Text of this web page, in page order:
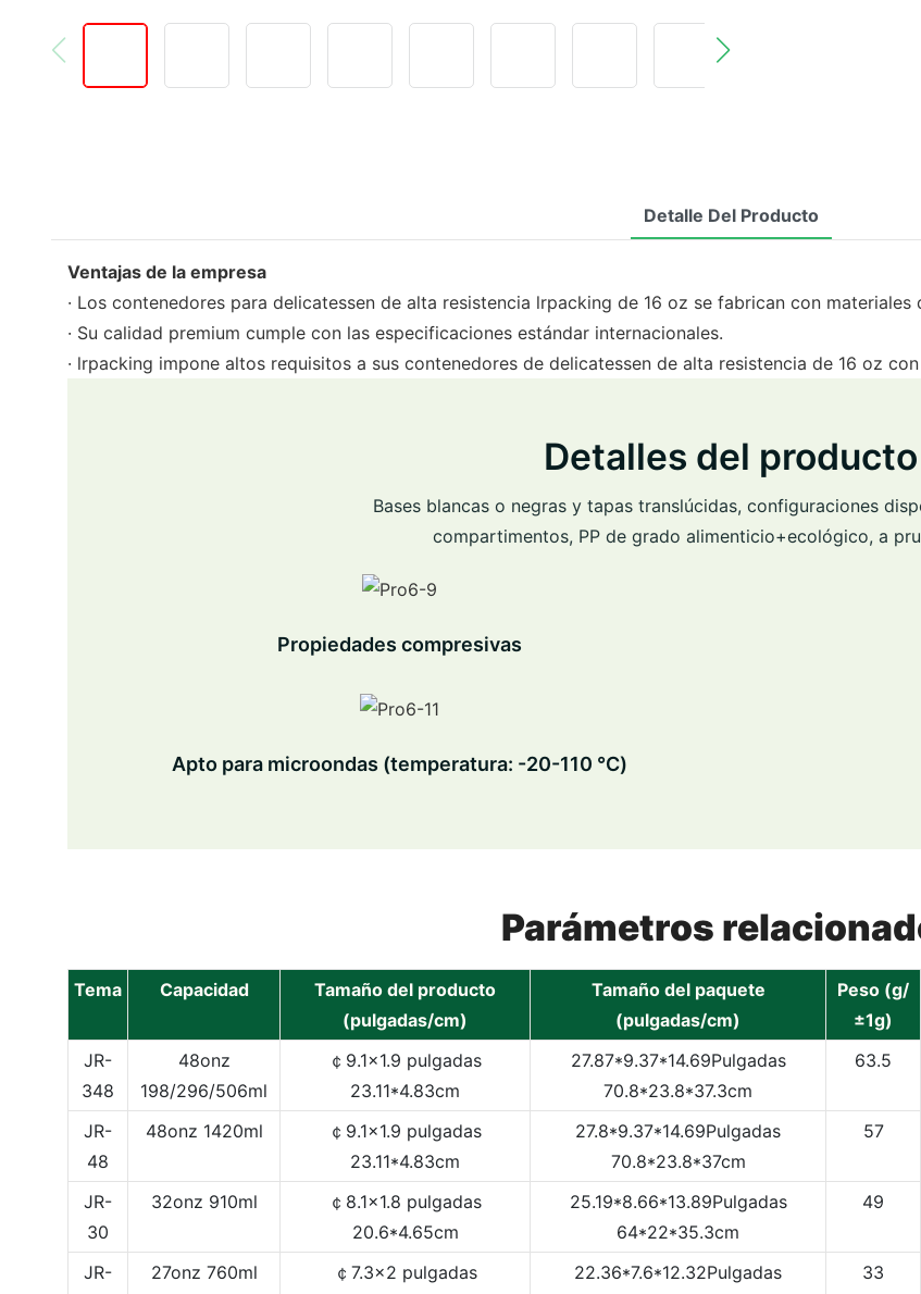
Detalle Del Producto
Ventajas de la empresa
· Los contenedores para delicatessen de alta resistencia lrpacking de 16 oz se fabrican con
· Su calidad premium cumple con las especificaciones estándar internacionales.
· lrpacking impone altos requisitos a sus contenedores de delicatessen de alta resistencia de 16 oz
Detalles del producto
Bases blancas o negras y tapas translúcidas, configuraciones
compartimentos, PP de grado alimenticio+ecológico, a
Propiedades compresivas
Apto para microondas (temperatura: -20-110 ℃)
Parámetros
Tema Capacidad
Tamaño del producto
(pulgadas/cm)
Tamaño del paquete
(pulgadas/cm)
Peso (g/
±1g)
JR-
348
48onz
198/296/506ml
￠9.1x1.9 pulgadas
23.11*4.83cm
27.87*9.37*14.69Pulgadas
70.8*23.8*37.3cm
63.5
JR-
48
48onz 1420ml
￠9.1x1.9 pulgadas
23.11*4.83cm
27.8*9.37*14.69Pulgadas
70.8*23.8*37cm
57
JR-
30
32onz 910ml
￠8.1x1.8 pulgadas
20.6*4.65cm
25.19*8.66*13.89Pulgadas
64*22*35.3cm
49
JR-
27onz 760ml
￠7.3x2 pulgadas
22.36*7.6*12.32Pulgadas
33